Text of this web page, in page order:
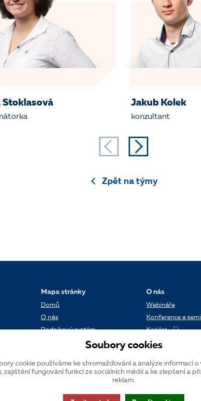
Stoklasová Jakub Kolek
konzultant
Zpět na týmy
Mapa stránky
Domů
O nás
Podnikový systém
Verze systému K2
O nás
Webináře
Konference a
Kariéra
Kontakt
Soubory cookies
cookie používáme ke shromažďování a analýze informací
zajištění fungování funkcí ze sociálních médií a ke zlepšení a
reklam.